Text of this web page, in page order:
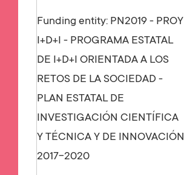
Funding entity: PN2019 - PROY
I+D+I - PROGRAMA ESTATAL
DE I+D+I ORIENTADA A LOS
RETOS DE LA SOCIEDAD -
PLAN ESTATAL DE
INVESTIGACIÓN CIENTÍFICA
Y TÉCNICA Y DE INNOVACIÓN
2017-2020